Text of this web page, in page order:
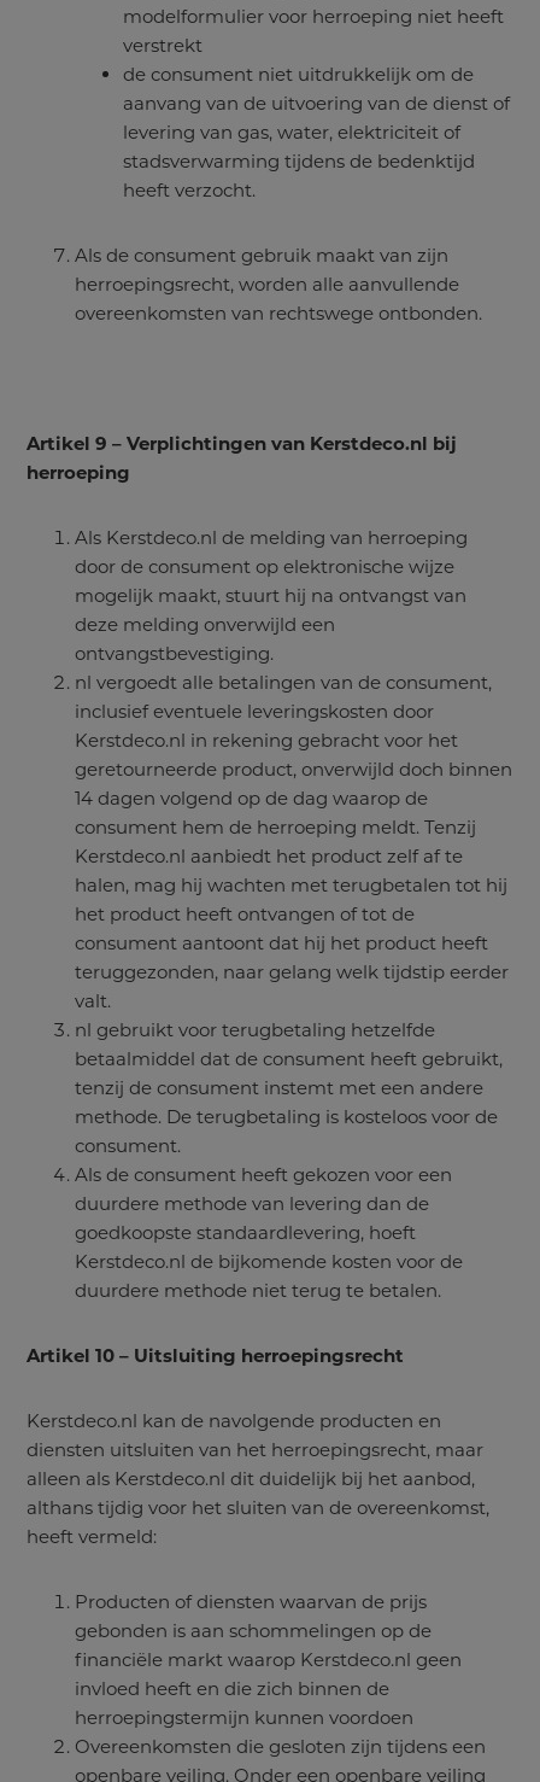
modelformulier voor herroeping niet heeft
verstrekt
de consument niet uitdrukkelijk om de
aanvang van de uitvoering van de dienst of
levering van gas, water, elektriciteit of
stadsverwarming tijdens de bedenktijd
heeft verzocht.
Als de consument gebruik maakt van zijn
herroepingsrecht, worden alle aanvullende
overeenkomsten van rechtswege ontbonden.
Artikel 9 – Verplichtingen van Kerstdeco.nl bij
herroeping
Als Kerstdeco.nl de melding van herroeping
door de consument op elektronische wijze
mogelijk maakt, stuurt hij na ontvangst van
deze melding onverwijld een
ontvangstbevestiging.
nl vergoedt alle betalingen van de consument,
inclusief eventuele leveringskosten door
Kerstdeco.nl in rekening gebracht voor het
geretourneerde product, onverwijld doch binnen
14 dagen volgend op de dag waarop de
consument hem de herroeping meldt. Tenzij
Kerstdeco.nl aanbiedt het product zelf af te
halen, mag hij wachten met terugbetalen tot hij
het product heeft ontvangen of tot de
consument aantoont dat hij het product heeft
teruggezonden, naar gelang welk tijdstip eerder
valt.
nl gebruikt voor terugbetaling hetzelfde
betaalmiddel dat de consument heeft gebruikt,
tenzij de consument instemt met een andere
methode. De terugbetaling is kosteloos voor de
consument.
Als de consument heeft gekozen voor een
duurdere methode van levering dan de
goedkoopste standaardlevering, hoeft
Kerstdeco.nl de bijkomende kosten voor de
duurdere methode niet terug te betalen.
Artikel 10 – Uitsluiting herroepingsrecht
Kerstdeco.nl kan de navolgende producten en
diensten uitsluiten van het herroepingsrecht, maar
alleen als Kerstdeco.nl dit duidelijk bij het aanbod,
althans tijdig voor het sluiten van de overeenkomst,
heeft vermeld:
Producten of diensten waarvan de prijs
gebonden is aan schommelingen op de
financiële markt waarop Kerstdeco.nl geen
invloed heeft en die zich binnen de
herroepingstermijn kunnen voordoen
Overeenkomsten die gesloten zijn tijdens een
openbare veiling. Onder een openbare veiling